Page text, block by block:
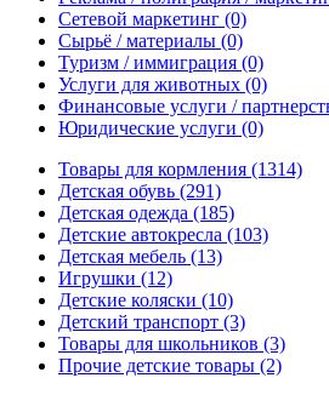
Сетевой маркетинг (0)
Сырьё / материалы (0)
Туризм / иммиграция (0)
Услуги для животных (0)
Финансовые услуги /
Юридические услуги (0)
Товары для кормления (1314)
Детская обувь (291)
Детская одежда (185)
Детские автокресла (103)
Детская мебель (13)
Игрушки (12)
Детские коляски (10)
Детский транспорт (3)
Товары для школьников (3)
Прочие детские товары (2)